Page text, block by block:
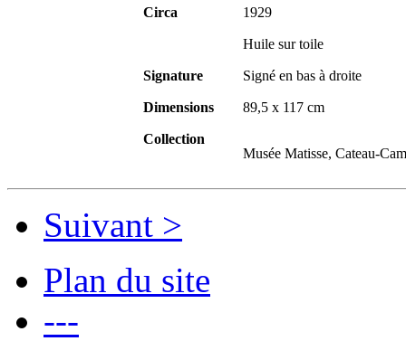
Circa 1929
Huile sur toile
Signature Signé en bas à droite
Dimensions 89,5 x 117 cm
Collection
Musée Matisse, Cateau-
Suivant >
Plan du site
---